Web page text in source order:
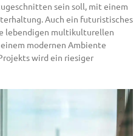
sein soll, mit einem
Auch ein futuristisches
lebendigen multikulturellen
modernen Ambiente
wird ein riesiger